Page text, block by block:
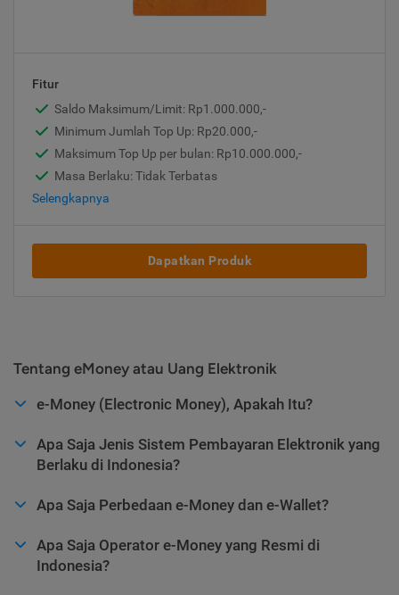
Fitur
Saldo Maksimum/Limit: Rp1.000.000,-
Minimum Jumlah Top Up: Rp20.000,-
Maksimum Top Up per bulan: Rp10.000.000,-
Masa Berlaku: Tidak Terbatas
Selengkapnya
Dapatkan Produk
Tentang eMoney atau Uang Elektronik
e-Money (Electronic Money), Apakah Itu?
Apa Saja Jenis Sistem Pembayaran Elektronik yang
Berlaku di Indonesia?
Apa Saja Perbedaan e-Money dan e-Wallet?
Apa Saja Operator e-Money yang Resmi di
Indonesia?